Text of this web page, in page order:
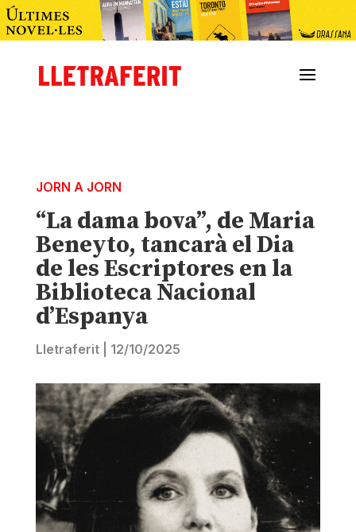
JORN A JORN
“La dama bova”, de Maria
Beneyto, tancarà el Dia
de les Escriptores en la
Biblioteca Nacional
d’Espanya
Lletraferit| 12/10/2025